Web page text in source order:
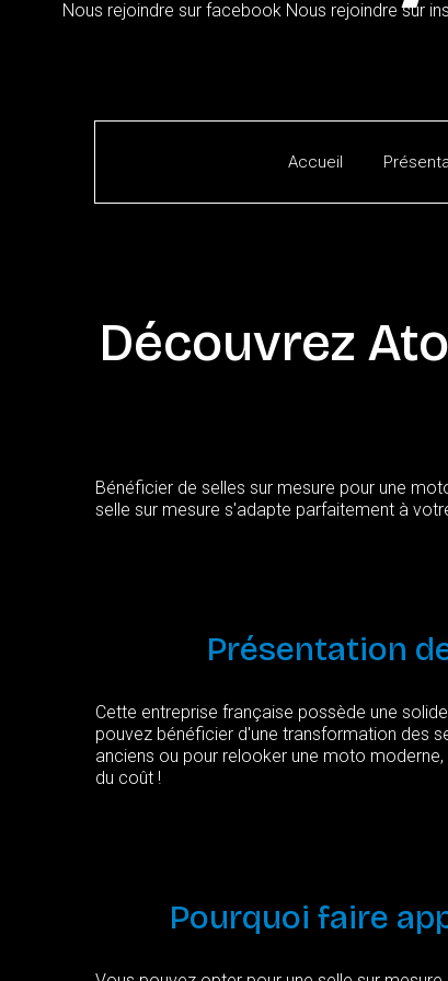
Nous rejoindre sur facebook Nous rejoindre sur
Accueil
Découvrez
Bénéficier de selles sur mesure pour une
selle sur mesure s'adapte parfaitement à
Présentation
Cette entreprise française possède une
pouvez bénéficier d'une transformation des
anciens ou pour relooker une moto
du coût !
Pourquoi faire